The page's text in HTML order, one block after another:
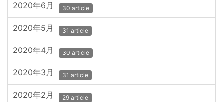
2020年6月 30 article
2020年5月 31 article
2020年4月 30 article
2020年3月 31 article
2020年2月 29 article